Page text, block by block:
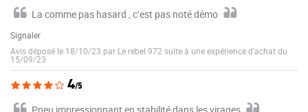
La comme pas hasard , c’est pas noté démo
Signaler
Avis déposé le 18/10/23 par Le rebel 972 suite à une expérience d'achat du
15/09/23
4/5